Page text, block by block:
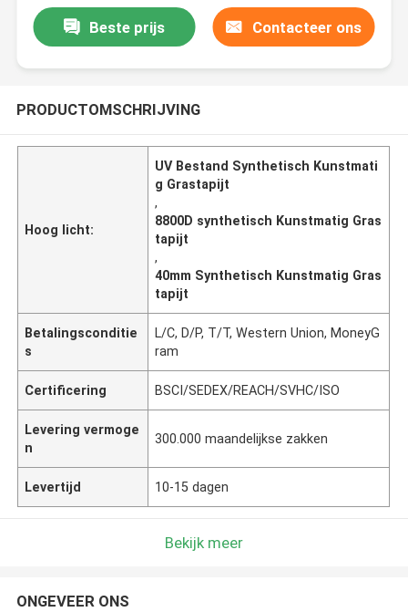
Beste prijs Contacteer ons
PRODUCTOMSCHRIJVING
Hoog licht:
UV Bestand Synthetisch Kunstmati
g Grastapijt
,
8800D synthetisch Kunstmatig Gras
tapijt
,
40mm Synthetisch Kunstmatig Gras
tapijt
Betalingsconditie
s
L/C, D/P, T/T, Western Union, MoneyG
ram
Certificering BSCI/SEDEX/REACH/SVHC/ISO
Levering vermoge
n
300.000 maandelijkse zakken
Levertijd 10-15 dagen
Bekijk meer
ONGEVEER ONS